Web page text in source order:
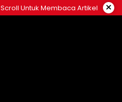
Scroll Untuk Membaca Artikel ×